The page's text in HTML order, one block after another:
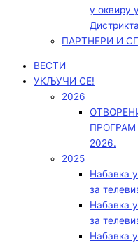
у оквиру
ПАРТНЕРИ И
ВЕСТИ
УКЉУЧИ СЕ!
2026
2026.
2025
Набавка
за
Набавка
за
Набавка